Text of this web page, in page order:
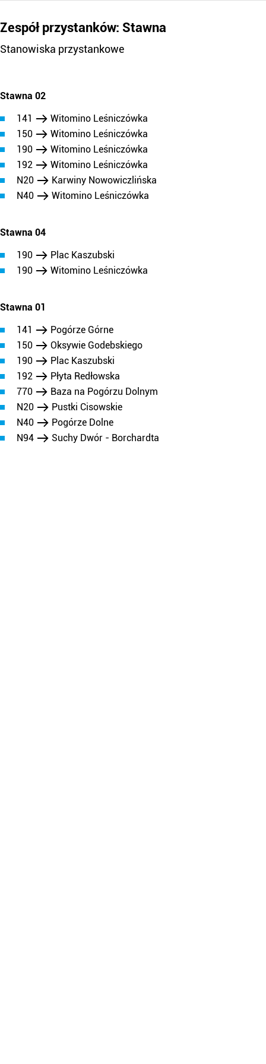
Zespół przystanków: Stawna
Stanowiska przystankowe
Stawna 02
141
Witomino Leśniczówka
150
Witomino Leśniczówka
190
Witomino Leśniczówka
192
Witomino Leśniczówka
N20
Karwiny Nowowiczlińska
N40
Witomino Leśniczówka
Stawna 04
190
Plac Kaszubski
190
Witomino Leśniczówka
Stawna 01
141
Pogórze Górne
150
Oksywie Godebskiego
190
Plac Kaszubski
192
Płyta Redłowska
770
Baza na Pogórzu Dolnym
N20
Pustki Cisowskie
N40
Pogórze Dolne
N94
Suchy Dwór - Borchardta